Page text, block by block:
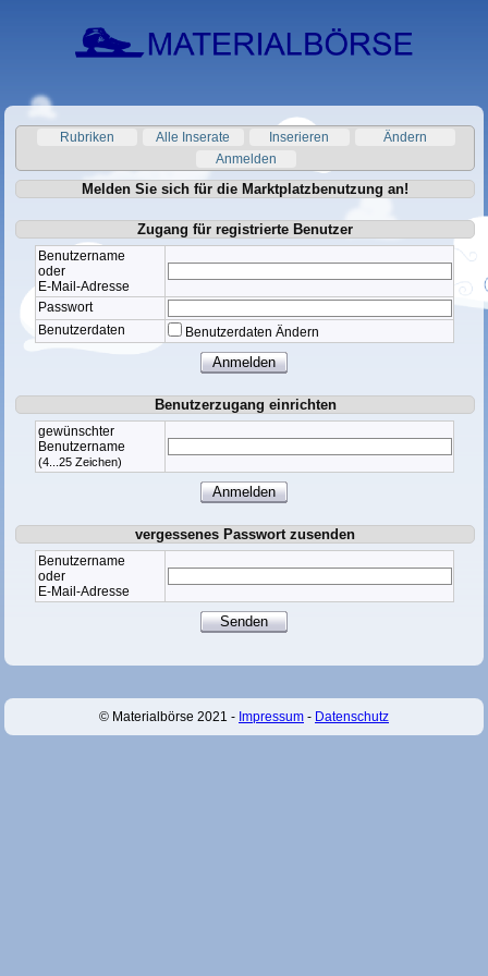
Rubriken Alle Inserate Inserieren
Ändern
Anmelden
Melden Sie sich für die Marktplatzbenutzung an!
Zugang für registrierte Benutzer
Benutzername
oder
E-Mail-Adresse
Passwort
Benutzerdaten
Benutzerdaten Ändern
Benutzerzugang einrichten
gewünschter
Benutzername
(4...25 Zeichen)
vergessenes Passwort zusenden
Benutzername
oder
E-Mail-Adresse
© Materialbörse 2021 - Impressum - Datenschutz